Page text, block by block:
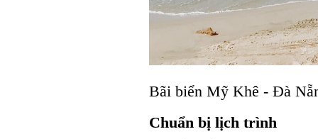
Bãi biển Mỹ Khê - Đà
Chuẩn bị lịch trình